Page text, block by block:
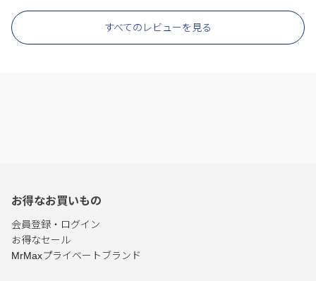
すべてのレビューを見る
お得なお買いもの
会員登録・ログイン
お得なセール
MrMaxプライベートブランド